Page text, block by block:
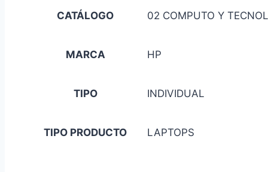
CATÁLOGO 02 COMPUTO Y
MARCA HP
TIPO INDIVIDUAL
TIPO PRODUCTO LAPTOPS